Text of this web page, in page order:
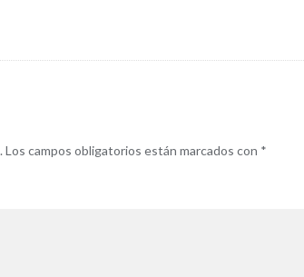
Los campos obligatorios están marcados con *